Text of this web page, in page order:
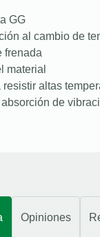
GG
al cambio de
frenada
material
altas
de
Opiniones